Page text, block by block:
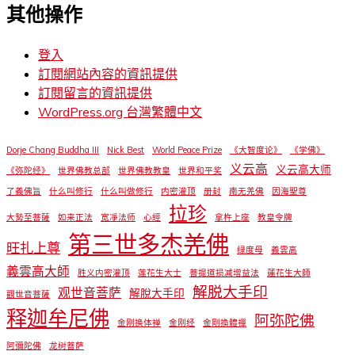
其他操作
登入
訂閱網站內容的資訊提供
訂閱留言的資訊提供
WordPress.org 台灣繁體中文
Dorje Chang Buddha III Nick Best World Peace Prize 《大智度论》
《学佛》
《弥陀经》
世界佛教总部 世界佛教教皇 世界和平奖 义云高 义云高大师
了義佛旨 什么叫修行 什么叫做修行 内密灌顶 册封 南无羌佛 因海聖尊
大勢至菩薩 如来正法 宽凈法师 心經 拉珍 拿杵上座 教皇令牌
旺扎上尊 第三世多杰羌佛 绿度母 義雲高
義雲高大師 胜义内密灌顶 莲花生大士 菩提道损减增益法
蓮花生大師
觀世音菩薩
观世音菩萨 解脫大手印 解脱大手印
释迦牟尼佛 金刚换体禅 金刚经 金剛換體禪 阿弥陀佛
阿彌陀佛 龙树菩萨